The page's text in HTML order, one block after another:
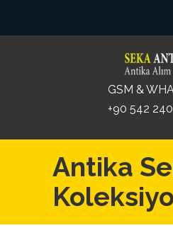
GSM &
+90 542
Antika